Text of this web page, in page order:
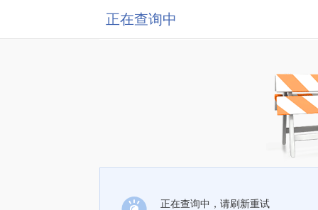
正在查询中
正在查询中，请刷新重试